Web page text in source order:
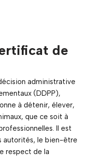
de
administrative
(DDPP),
à détenir, élever,
que ce soit à
Il est
autorités, le bien-être
respect de la